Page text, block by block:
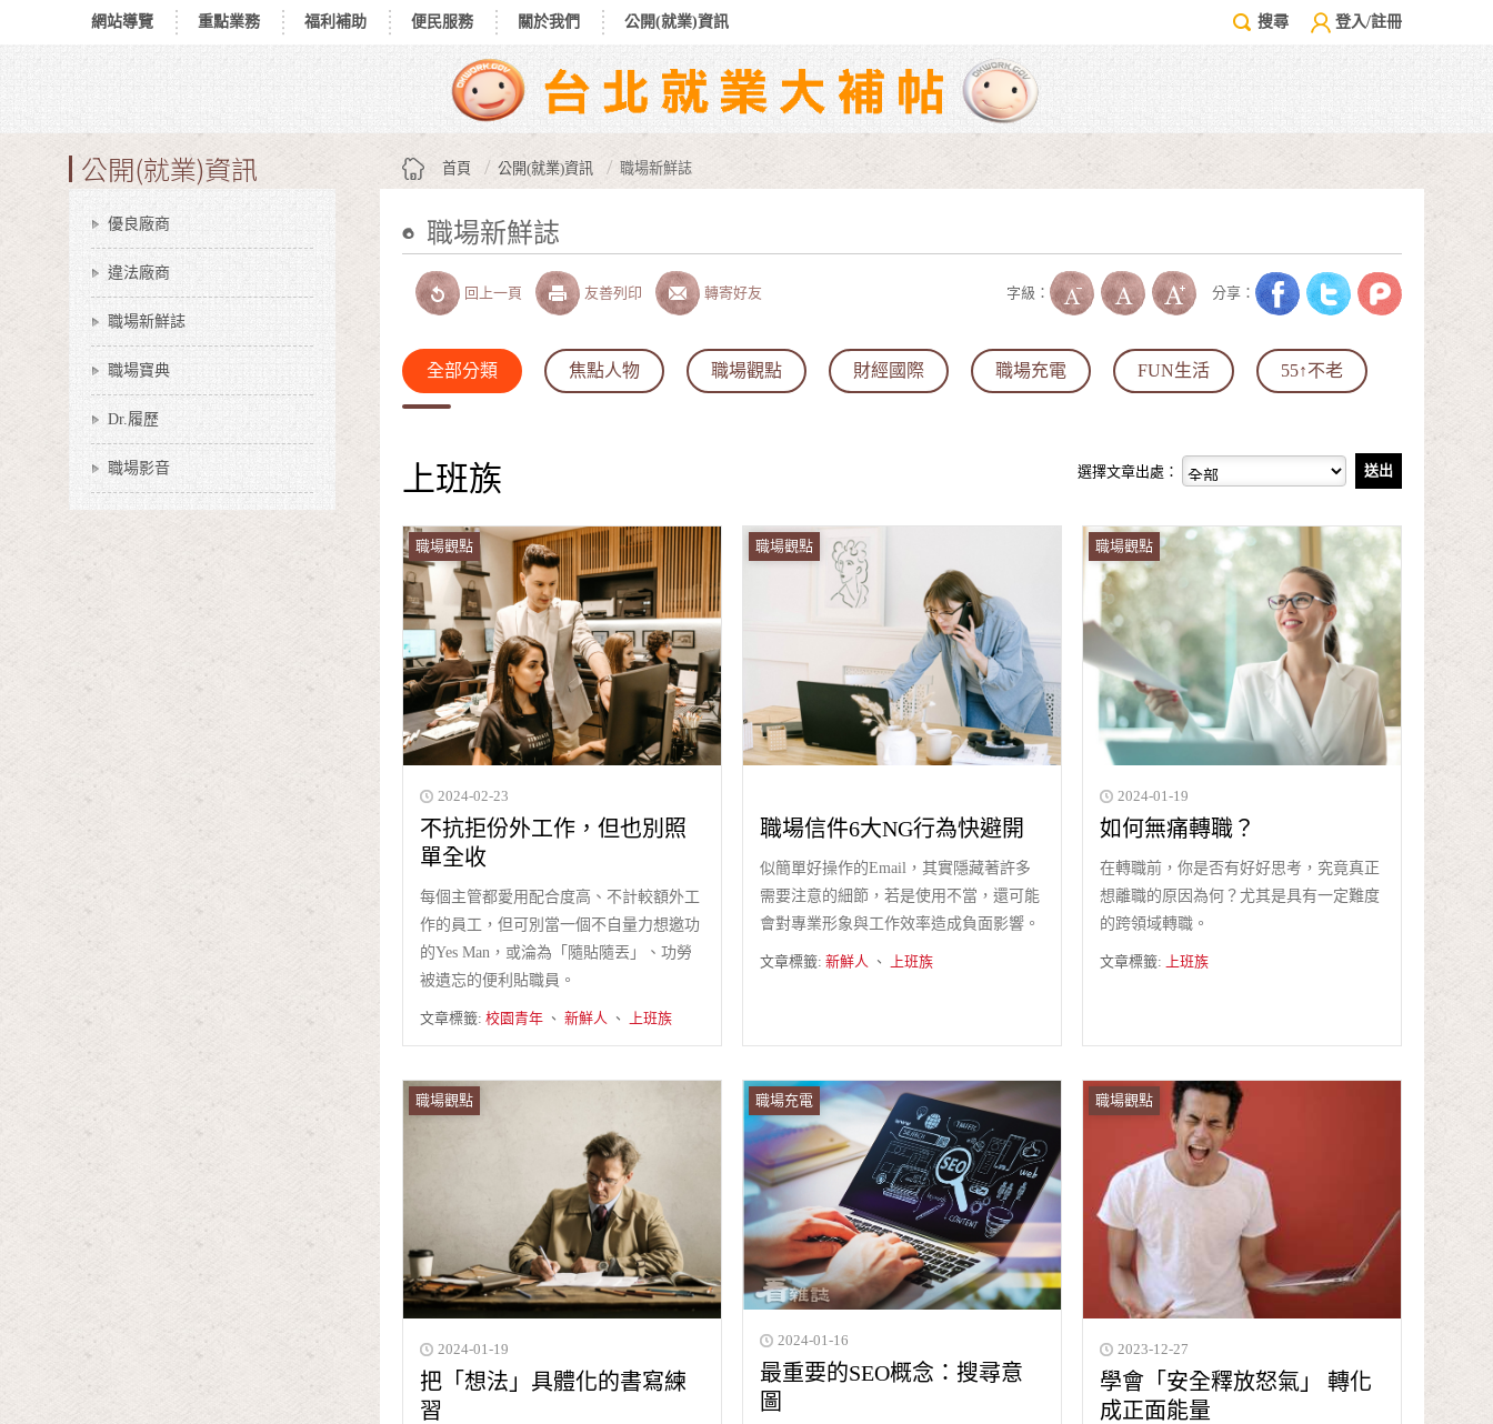
跳到主要內容區塊
網站導覽 重點業務 福利補助 便民服務 關於我們 公開(就業)資訊 搜尋 登入/註冊
公開(就業)資訊
優良廠商
違法廠商
職場新鮮誌
職場寶典
Dr.履歷
職場影音
首頁 公開(就業)資訊 職場新鮮誌
職場新鮮誌
回上一頁 友善列印 轉寄好友 字級： 分享：
全部分類 焦點人物 職場觀點 財經國際 職場充電 FUN生活 55↑不老
上班族 選擇文章出處：
職場觀點
2024-02-23
不抗拒份外工作，但也別照
單全收
每個主管都愛用配合度高、不計較額外工
作的員工，但可別當一個不自量力想邀功
的Yes Man，或淪為「隨貼隨丟」、功勞
被遺忘的便利貼職員。
文章標籤: 校園青年 、 新鮮人 、 上班族
職場觀點
職場信件6大NG行為快避開
似簡單好操作的Email，其實隱藏著許多
需要注意的細節，若是使用不當，還可能
會對專業形象與工作效率造成負面影響。
文章標籤: 新鮮人 、 上班族
職場觀點
2024-01-19
如何無痛轉職？
在轉職前，你是否有好好思考，究竟真正
想離職的原因為何？尤其是具有一定難度
的跨領域轉職。
文章標籤: 上班族
職場觀點
2024-01-19
把「想法」具體化的書寫練
習
職場充電
2024-01-16
最重要的SEO概念：搜尋意
圖
職場觀點
2023-12-27
學會「安全釋放怒氣」 轉化
成正面能量